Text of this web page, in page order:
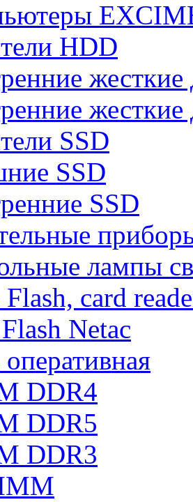
HDD
SSD
SSD
SSD
лампы
card
Netac
DDR4
DDR5
DDR3